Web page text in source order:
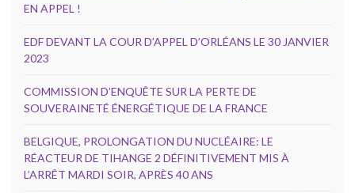
EN APPEL !
EDF DEVANT LA COUR D’APPEL D’ORLÉANS LE 30 JANVIER
2023
COMMISSION D’ENQUÊTE SUR LA PERTE DE
SOUVERAINETÉ ÉNERGÉTIQUE DE LA FRANCE
BELGIQUE, PROLONGATION DU NUCLÉAIRE: LE
RÉACTEUR DE TIHANGE 2 DÉFINITIVEMENT MIS À
L’ARRÊT MARDI SOIR, APRÈS 40 ANS